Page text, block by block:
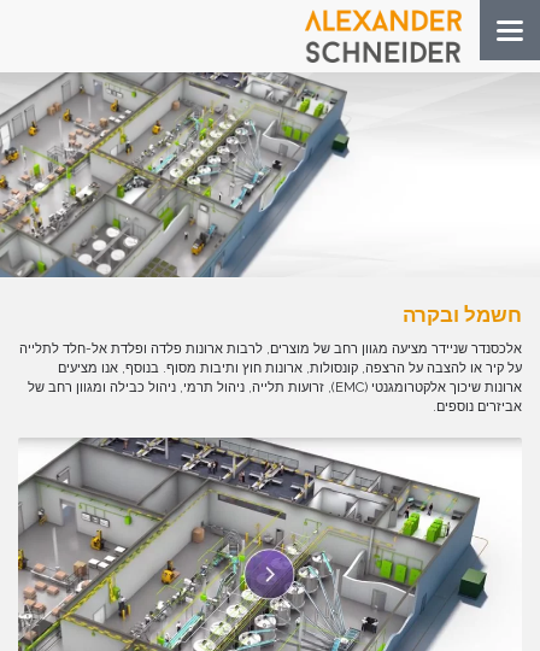
Toggle
navigation
חשמל ובקרה
אלכסנדר שניידר מציעה מגוון רחב של מוצרים, לרבות ארונות פלדה ופלדת אל-חלד לתלייה
על קיר או להצבה על הרצפה, קונסולות, ארונות חוץ ותיבות מסוף. בנוסף, אנו מציעים
ארונות שיכוך אלקטרומגנטי (EMC), זרועות תלייה, ניהול תרמי, ניהול כבילה ומגוון רחב של
אביזרים נוספים.